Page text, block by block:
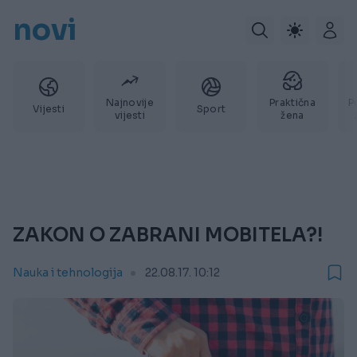
novi
Vijesti
Najnovije
vijesti
Sport
Praktična
žena
ZAKON O ZABRANI MOBITELA?!
Nauka i tehnologija 22.08.17. 10:12